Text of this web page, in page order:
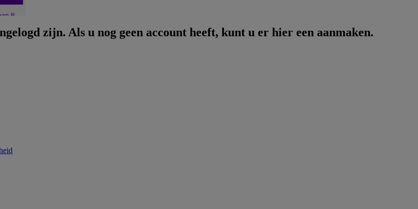
zijn. Als u nog geen account heeft, kunt u er hier een aanmaken.